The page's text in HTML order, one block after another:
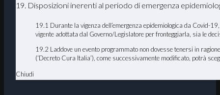
19. Disposizioni inerenti al periodo di emergenza
19.1 Durante la vigenza dell’emergenza epidemiologica da Covid-
vigente adottata dal Governo/Legislatore per fronteggiarla, sia le
19.2 Laddove un evento programmato non dovesse tenersi in
(‘Decreto Cura Italia’), come successivamente modificato, potrà
Chiudi